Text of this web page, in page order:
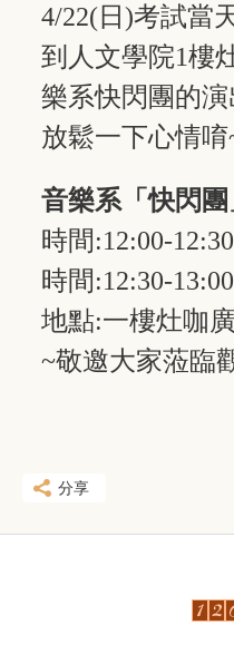
4/22(日)考試當
到人文學院1樓
樂系快閃團的演
放鬆一下心情唷
音樂系「快閃
時間:12:00-
時間:12:30-
地點:一樓灶咖
~敬邀大家蒞臨
分享